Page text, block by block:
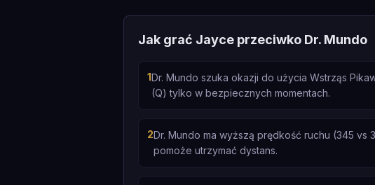
Jak grać Jayce przeciwko Dr. Mundo
1Dr. Mundo szuka okazji do użycia Wstrząs
(Q) tylko w bezpiecznych momentach.
2Dr. Mundo ma wyższą prędkość ruchu (345
pomoże utrzymać dystans.